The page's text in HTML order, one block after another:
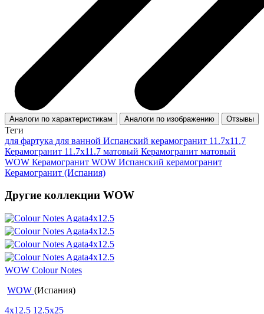
Аналоги по характеристикам Аналоги по изображению Отзывы
Теги
для фартука для ванной Испанский керамогранит 11.7x11.7
Керамогранит 11.7x11.7 матовый Керамогранит матовый
WOW Керамогранит WOW Испанский керамогранит
Керамогранит (Испания)
Другие коллекции WOW
WOW Colour Notes
WOW (Испания)
4x12.5 12.5x25